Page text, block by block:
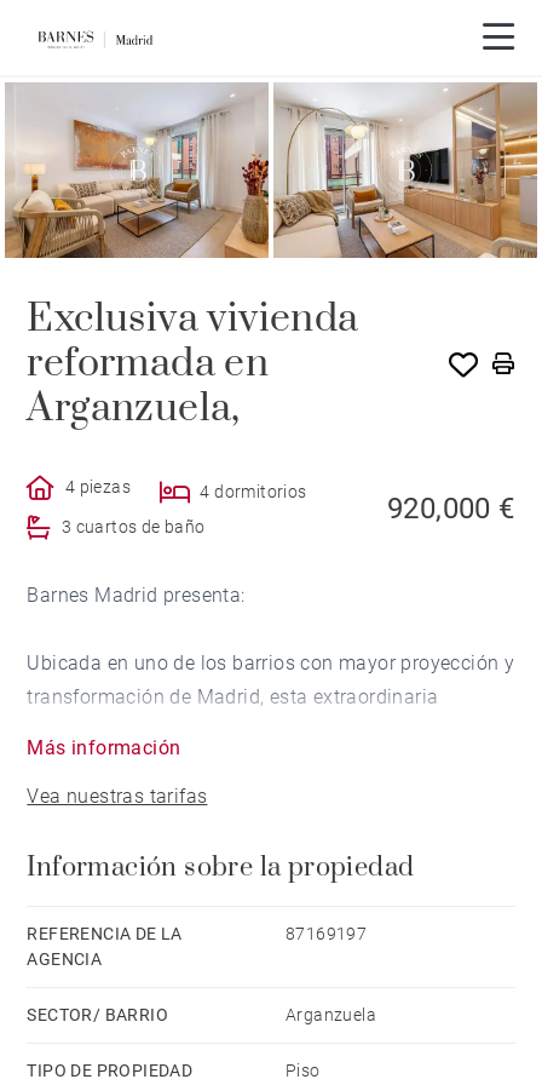
Exclusiva vivienda
reformada en
Arganzuela,
4 piezas
4 dormitorios
3 cuartos de baño
920,000 €
Barnes Madrid presenta:
Ubicada en uno de los barrios con mayor proyección y
transformación de Madrid, esta extraordinaria
calidad de vida. Situada en Arganzuela, una zona que
verdes y una excelente conexión con el centro de la
oportunidad tanto para residencia habitual como para
inversión patrimonial.
cuidadosamente distribuidos para ofrecer confort,
Más información
Vea nuestras tarifas
Información sobre la propiedad
REFERENCIA DE LA
AGENCIA
87169197
SECTOR/ BARRIO Arganzuela
TIPO DE PROPIEDAD Piso